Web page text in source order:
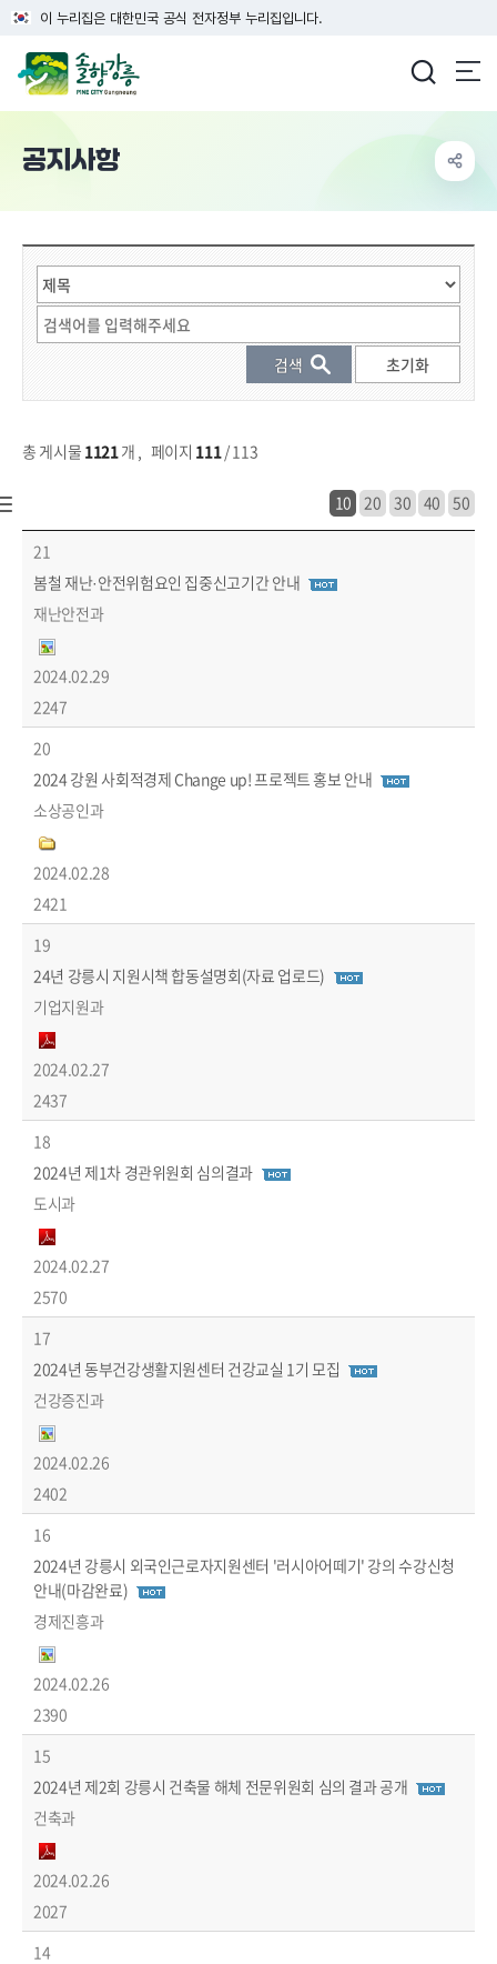
이 누리집은 대한민국 공식 전자정부 누리집입니다.
공지사항
총 게시물 1121개 , 페이지 111/ 113
10 20 30 40 50
21
봄철 재난·안전위험요인 집중신고기간 안내
재난안전과
2024.02.29
2247
20
2024 강원 사회적경제 Change up! 프로젝트 홍보 안내
소상공인과
2024.02.28
2421
19
24년 강릉시 지원시책 합동설명회(자료 업로드)
기업지원과
2024.02.27
2437
18
2024년 제1차 경관위원회 심의결과
도시과
2024.02.27
2570
17
2024년 동부건강생활지원센터 건강교실 1기 모집
건강증진과
2024.02.26
2402
16
2024년 강릉시 외국인근로자지원센터 '러시아어떼기' 강의 수강신청
안내(마감완료)
경제진흥과
2024.02.26
2390
15
2024년 제2회 강릉시 건축물 해체 전문위원회 심의 결과 공개
건축과
2024.02.26
2027
14